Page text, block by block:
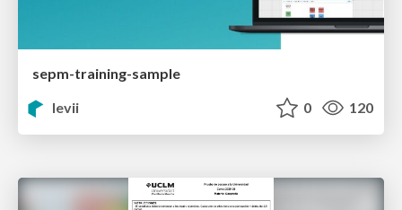
sepm-training-sample
levii
0 120